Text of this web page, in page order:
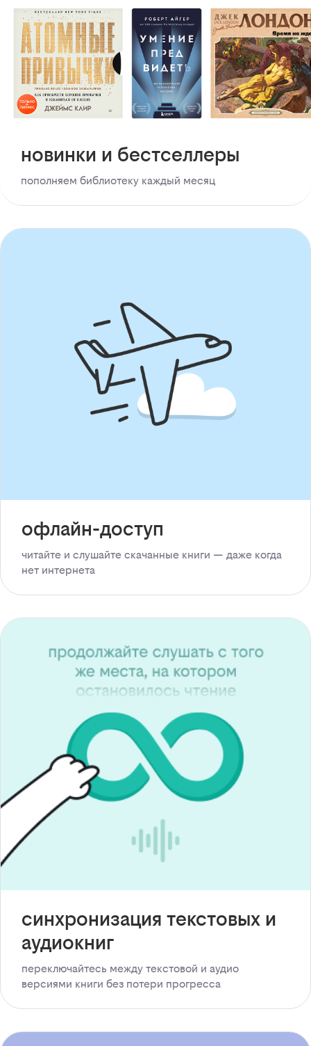
новинки и бестселлеры
пополняем библиотеку каждый месяц
офлайн-доступ
читайте и слушайте скачанные книги — даже когда
нет интернета
синхронизация текстовых и
аудиокниг
переключайтесь между текстовой и аудио
версиями книги без потери прогресса